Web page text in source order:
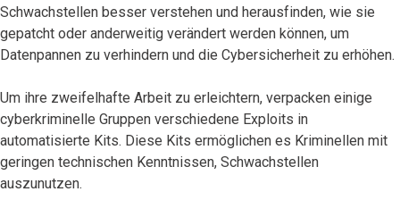
Schwachstellen besser verstehen und herausfinden, wie sie
gepatcht oder anderweitig verändert werden können, um
Datenpannen zu verhindern und die Cybersicherheit zu erhöhen.
Um ihre zweifelhafte Arbeit zu erleichtern, verpacken einige
cyberkriminelle Gruppen verschiedene Exploits in
automatisierte Kits. Diese Kits ermöglichen es Kriminellen mit
geringen technischen Kenntnissen, Schwachstellen
auszunutzen.